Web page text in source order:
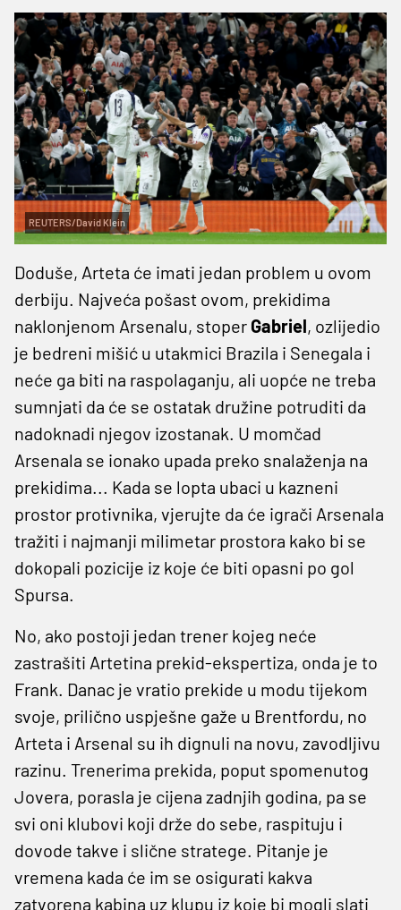
REUTERS/David Klein
Doduše, Arteta će imati jedan problem u ovom
derbiju. Najveća pošast ovom, prekidima
naklonjenom Arsenalu, stoper Gabriel, ozlijedio
je bedreni mišić u utakmici Brazila i Senegala i
neće ga biti na raspolaganju, ali uopće ne treba
sumnjati da će se ostatak družine potruditi da
nadoknadi njegov izostanak. U momčad
Arsenala se ionako upada preko snalaženja na
prekidima... Kada se lopta ubaci u kazneni
prostor protivnika, vjerujte da će igrači Arsenala
tražiti i najmanji milimetar prostora kako bi se
dokopali pozicije iz koje će biti opasni po gol
Spursa.
No, ako postoji jedan trener kojeg neće
zastrašiti Artetina prekid-ekspertiza, onda je to
Frank. Danac je vratio prekide u modu tijekom
svoje, prilično uspješne gaže u Brentfordu, no
Arteta i Arsenal su ih dignuli na novu, zavodljivu
razinu. Trenerima prekida, poput spomenutog
Jovera, porasla je cijena zadnjih godina, pa se
svi oni klubovi koji drže do sebe, raspituju i
dovode takve i slične stratege. Pitanje je
vremena kada će im se osigurati kakva
zatvorena kabina uz klupu iz koje bi mogli slati